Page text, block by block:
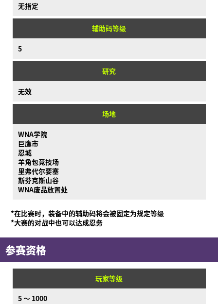
无指定
辅助码等级
5
研究
无效
场地
WNA学院
巨鹰市
忍城
羊角包竞技场
里弗代尔要塞
斯芬克斯山谷
WNA废品放置处
*在比赛时，装备中的辅助码将会被固定为规定等级
*大赛的对战中也可以达成忍务
参赛资格
玩家等级
5 ～ 1000